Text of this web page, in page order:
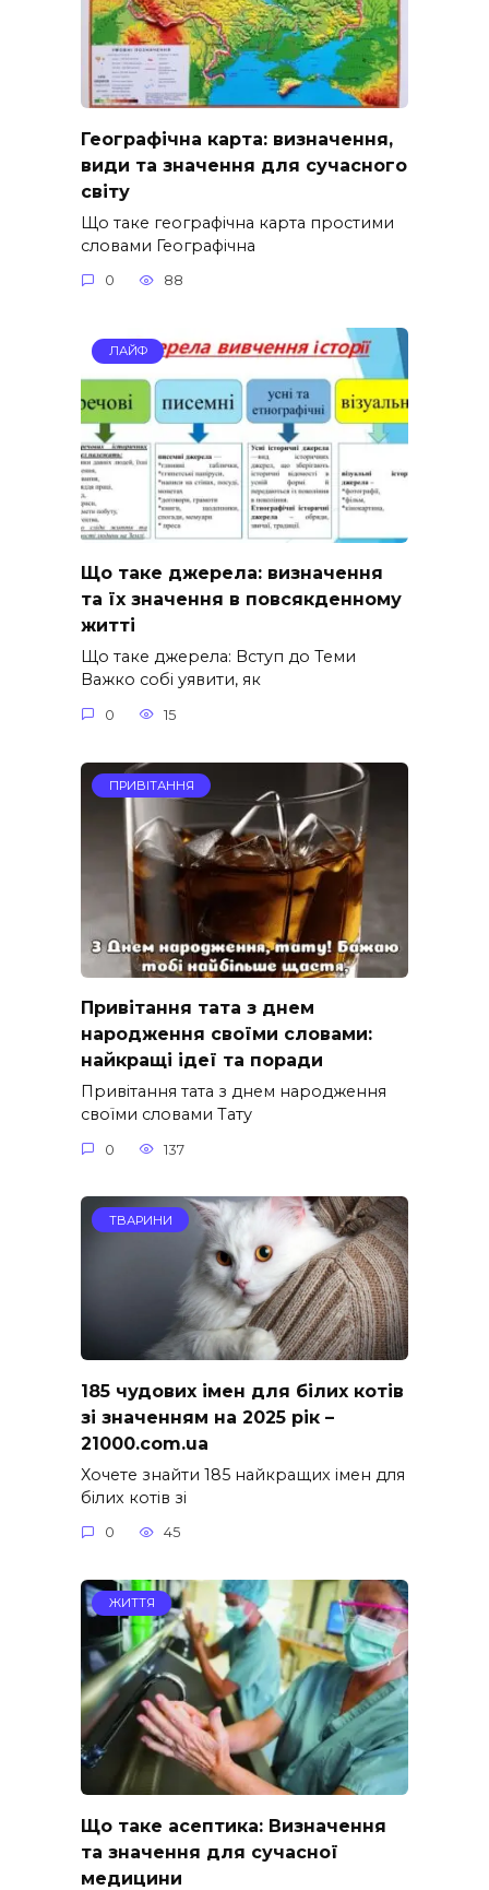
Географічна карта: визначення,
види та значення для сучасного
світу
Що таке географічна карта простими
словами Географічна
0 88
ЛАЙФ
Що таке джерела: визначення
та їх значення в повсякденному
житті
Що таке джерела: Вступ до Теми
Важко собі уявити, як
0 15
ПРИВІТАННЯ
Привітання тата з днем
народження своїми словами:
найкращі ідеї та поради
Привітання тата з днем народження
своїми словами Тату
0 137
ТВАРИНИ
185 чудових імен для білих котів
зі значенням на 2025 рік –
21000.com.ua
Хочете знайти 185 найкращих імен для
білих котів зі
0 45
ЖИТТЯ
Що таке асептика: Визначення
та значення для сучасної
медицини